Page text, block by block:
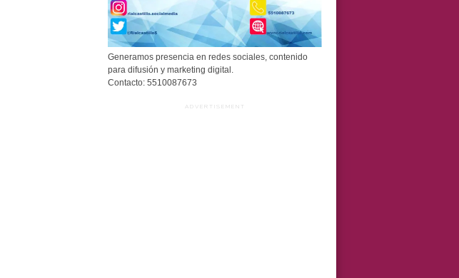
Generamos presencia en redes sociales, contenido
para difusión y marketing digital.
Contacto: 5510087673
ADVERTISEMENT